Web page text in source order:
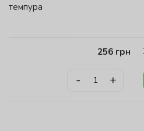
темпура
256 грн
- +